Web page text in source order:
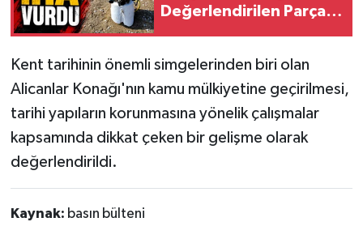
Değerlendirilen Parça
Kent tarihinin önemli simgelerinden biri olan
Alicanlar Konağı'nın kamu mülkiyetine geçirilmesi,
tarihi yapıların korunmasına yönelik çalışmalar
kapsamında dikkat çeken bir gelişme olarak
değerlendirildi.
Kaynak: basın bülteni